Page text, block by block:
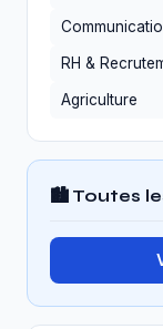
RH &
Agriculture
🏙️ Toutes